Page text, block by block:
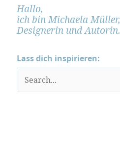
Hallo,
ich bin Michaela Müller,
Designerin und Autorin.
Lass dich inspirieren:
u